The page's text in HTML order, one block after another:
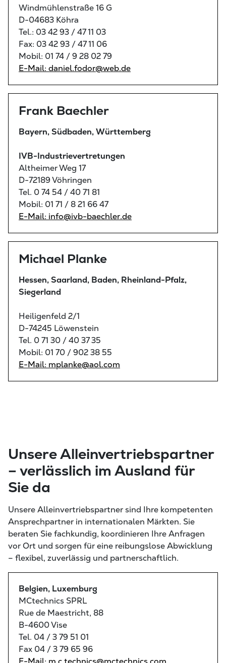
Windmühlenstraße 16 G
D-04683 Köhra
Tel.: 03 42 93 / 47 11 03
Fax: 03 42 93 / 47 11 06
Mobil: 01 74 / 9 28 02 79
E-Mail: daniel.fodor@web.de
Frank Baechler
Bayern, Südbaden, Württemberg
IVB-Industrievertretungen
Altheimer Weg 17
D-72189 Vöhringen
Tel. 0 74 54 / 40 71 81
Mobil: 01 71 / 8 21 66 47
E-Mail: info@ivb-baechler.de
Michael Planke
Hessen, Saarland, Baden, Rheinland-Pfalz,
Siegerland
Heiligenfeld 2/1
D-74245 Löwenstein
Tel. 0 71 30 / 40 37 35
Mobil: 01 70 / 902 38 55
E-Mail: mplanke@aol.com
Unsere Alleinvertriebspartner
– verlässlich im Ausland für
Sie da
Unsere Alleinvertriebspartner sind Ihre kompetenten
Ansprechpartner in internationalen Märkten. Sie
beraten Sie fachkundig, koordinieren Ihre Anfragen
vor Ort und sorgen für eine reibungslose Abwicklung
– flexibel, zuverlässig und partnerschaftlich.
Belgien, Luxemburg
MCtechnics SPRL
Rue de Maestricht, 88
B-4600 Vise
Tel. 04 / 3 79 51 01
Fax 04 / 3 79 65 96